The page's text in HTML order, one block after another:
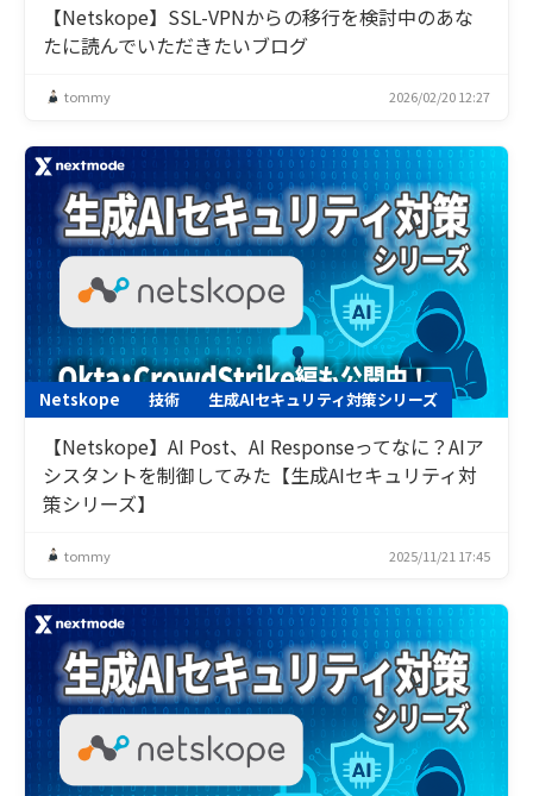
【Netskope】SSL-VPNからの移行を検討中のあな
たに読んでいただきたいブログ
tommy 2026/02/20 12:27
Netskope 技術 生成AIセキュリティ対策シリーズ
【Netskope】AI Post、AI Responseってなに？AIア
シスタントを制御してみた【生成AIセキュリティ対
策シリーズ】
tommy 2025/11/21 17:45